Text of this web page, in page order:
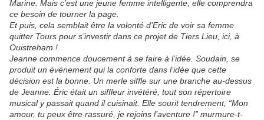
Marine. Mais c’est une jeune femme intelligente, elle comprendra
ce besoin de tourner la page.
Et puis, cela semblait être la volonté d’Eric de voir sa femme
quitter Tours pour s’investir dans ce projet de Tiers Lieu, ici, à
Ouistreham !
Jeanne commence doucement à se faire à l’idée. Soudain, se
produit un événement qui la conforte dans l’idée que cette
décision est la bonne. Un merle siffle sur une branche au-dessus
de Jeanne. Éric était un siffleur invétéré, tout son répertoire
musical y passait quand il cuisinait. Elle sourit tendrement, “Mon
amour, tu peux être rassuré, je rejoins l’aventure !” murmure-t-